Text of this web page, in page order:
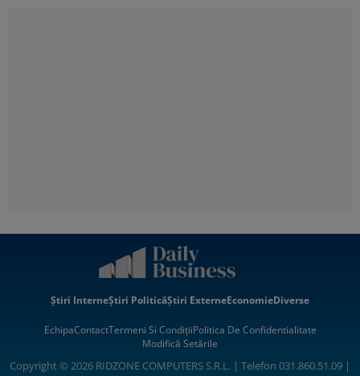
Știri InterneȘtiri PoliticăȘtiri ExterneEconomieDiverse
EchipaContactTermeni Si CondițiiPolitica De Confidentialitate
Modifică Setările
Copyright © 2026 RIDZONE COMPUTERS S.R.L. | Telefon 031.860.51.09 |